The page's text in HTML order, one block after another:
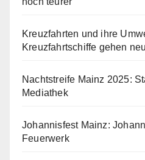
Kreuzfahrten und ihre
Kreuzfahrtschiffe gehen
Nachtstreife Mainz 2025:
Mediathek
Johannisfest Mainz:
Feuerwerk